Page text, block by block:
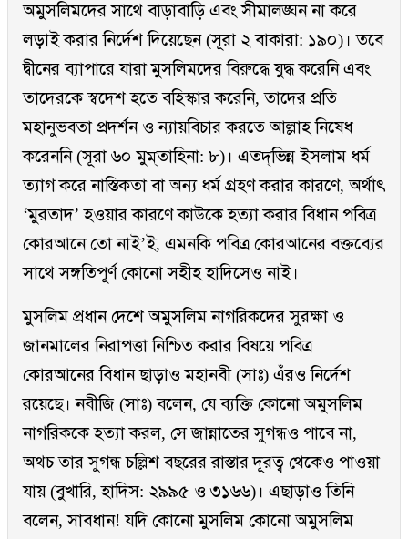
অমুসলিমদের সাথে বাড়াবাড়ি এবং সীমালঙ্ঘন না করে
লড়াই করার নির্দেশ দিয়েছেন (সূরা ২ বাকারা: ১৯০)। তবে
দ্বীনের ব্যাপারে যারা মুসলিমদের বিরুদ্ধে যুদ্ধ করেনি এবং
তাদেরকে স্বদেশ হতে বহিস্কার করেনি, তাদের প্রতি
মহানুভবতা প্রদর্শন ও ন্যায়বিচার করতে আল্লাহ নিষেধ
করেননি (সূরা ৬০ মুম্‌তাহিনা: ৮)। এতদ্‌ভিন্ন ইসলাম ধর্ম
ত্যাগ করে নাস্তিকতা বা অন্য ধর্ম গ্রহণ করার কারণে, অর্থাৎ
‘মুরতাদ’ হওয়ার কারণে কাউকে হত্যা করার বিধান পবিত্র
কোরআনে তো নাই’ই, এমনকি পবিত্র কোরআনের বক্তব্যের
সাথে সঙ্গতিপূর্ণ কোনো সহীহ হাদিসেও নাই।
মুসলিম প্রধান দেশে অমুসলিম নাগরিকদের সুরক্ষা ও
জানমালের নিরাপত্তা নিশ্চিত করার বিষয়ে পবিত্র
কোরআনের বিধান ছাড়াও মহানবী (সাঃ) এঁরও নির্দেশ
রয়েছে। নবীজি (সাঃ) বলেন, যে ব্যক্তি কোনো অমুসলিম
নাগরিককে হত্যা করল, সে জান্নাতের সুগন্ধও পাবে না,
অথচ তার সুগন্ধ চল্লিশ বছরের রাস্তার দূরত্ব থেকেও পাওয়া
যায় (বুখারি, হাদিস: ২৯৯৫ ও ৩১৬৬)। এছাড়াও তিনি
বলেন, সাবধান! যদি কোনো মুসলিম কোনো অমুসলিম